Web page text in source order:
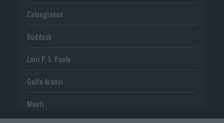
Calangianus
Buddusò
Loiri P. S. Paolo
Golfo Aranci
Monti